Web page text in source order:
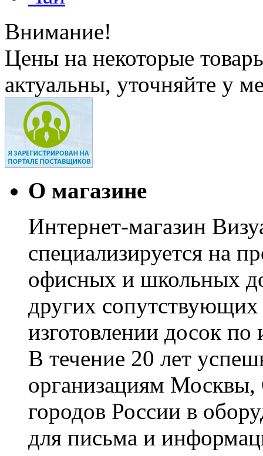
Внимание!
Цены на некоторые
актуальны, уточняйте у
О магазине
Интернет-магазин
специализируется на
офисных и школьных
других сопутствующих
изготовлении досок по
В течение 20 лет
организациям Москвы,
городов России в
для письма и